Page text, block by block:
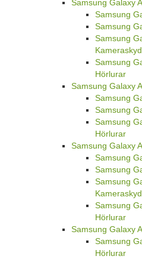
Samsung Galaxy
Samsung
Samsung
Samsung
Samsung
Hörlurar
Samsung Galaxy
Samsung
Samsung
Samsung
Hörlurar
Samsung Galaxy
Samsung
Samsung
Samsung
Samsung
Hörlurar
Samsung Galaxy
Samsung
Hörlurar